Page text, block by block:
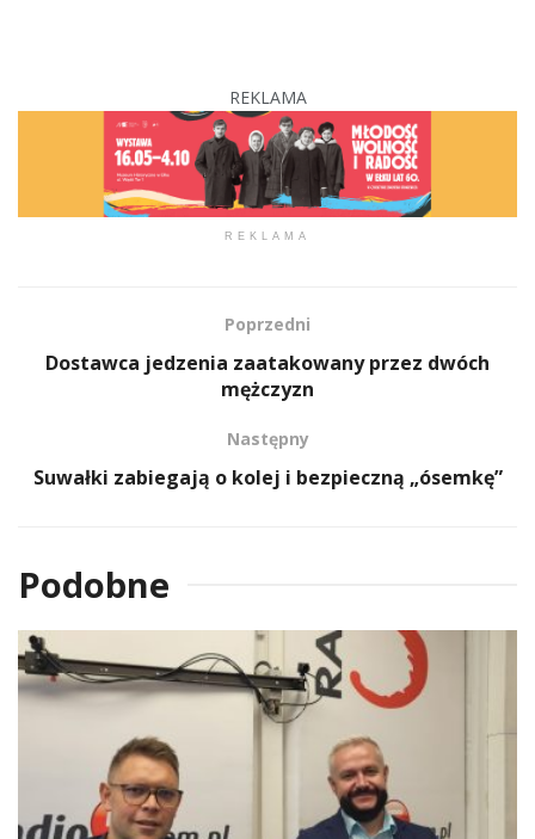
REKLAMA
REKLAMA
Poprzedni
Dostawca jedzenia zaatakowany przez dwóch
mężczyzn
Następny
Suwałki zabiegają o kolej i bezpieczną „ósemkę”
Podobne